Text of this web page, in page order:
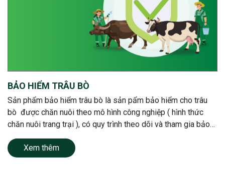
BẢO HIỂM TRÂU BÒ
Sản phẩm bảo hiểm trâu bò là sản pẩm bảo hiểm cho trâu
bò được chăn nuôi theo mô hình công nghiệp ( hình thức
chăn nuôi trang trại ), có quy trình theo dõi và tham gia bảo
hiểm cho toàn bộ trâu, bò.
Xem thêm